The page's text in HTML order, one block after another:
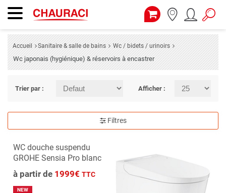
Accueil Sanitaire & salle de bains Wc / bidets / urinoirs
Wc japonais (hygiénique) & réservoirs à encastrer
Trier par : Afficher :
Filtres
WC douche suspendu
GROHE Sensia Pro blanc
à partir de 1999€ TTC
NEW